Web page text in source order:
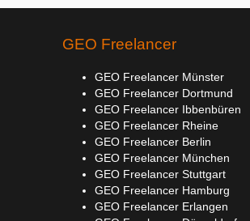
GEO Freelancer
GEO Freelancer Münster
GEO Freelancer Dortmund
GEO Freelancer Ibbenbüren
GEO Freelancer Rheine
GEO Freelancer Berlin
GEO Freelancer München
GEO Freelancer Stuttgart
GEO Freelancer Hamburg
GEO Freelancer Erlangen